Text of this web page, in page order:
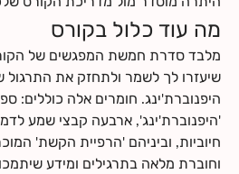
התינוק.ת שלכם ועם הצוות הרפואי.
לחצי כאןלקרוא עוד על תוכן הקורס
לחציכאןלמצוא מידע על החזרי ביטוח
מה עוד כלול בקורס
מלבד סדרת חמשת המפגשים של
שיעזרו לך לשמר ולתחזק את
היפנוברת'ינג. חומרים אלה כוללים:
'היפנוברת'ינג', ארבעה קבצי שמע
חיוביות, וביניהם 'הרפיית הקשת'
וחוברת מלאה בתרגילים ומידע